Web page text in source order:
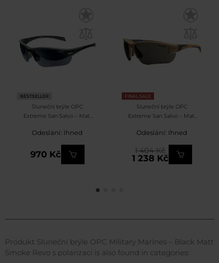
BESTSELLER
Sluneční brýle OPC
Extreme San Salvo – Matt
Odeslání: Ihned
970 Kč
FINAL SALE
Sluneční brýle OPC
Extreme San Salvo – Matt
Odeslání: Ihned
1 238 Kč
1 404 Kč
Produkt Sluneční brýle OPC Military Marines – Black Matt
Smoke Revo s polarizací is also found in categories: